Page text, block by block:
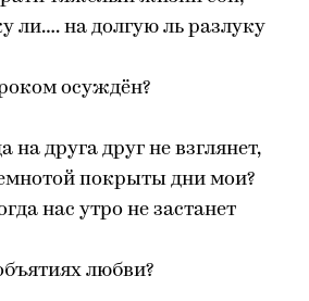
ли…. на долгую ль разлуку
осуждён?
на друга друг не взглянет,
покрыты дни мои?
нас утро не застанет
любви?